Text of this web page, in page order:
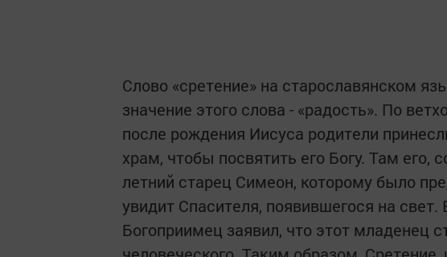
Слово «сретение» на старославянском
значение этого слова - «радость». По
после рождения Иисуса родители
храм, чтобы посвятить его Богу. Там его,
летний старец Симеон, которому было
увидит Спасителя, появившегося на
Богоприимец заявил, что этот младенец